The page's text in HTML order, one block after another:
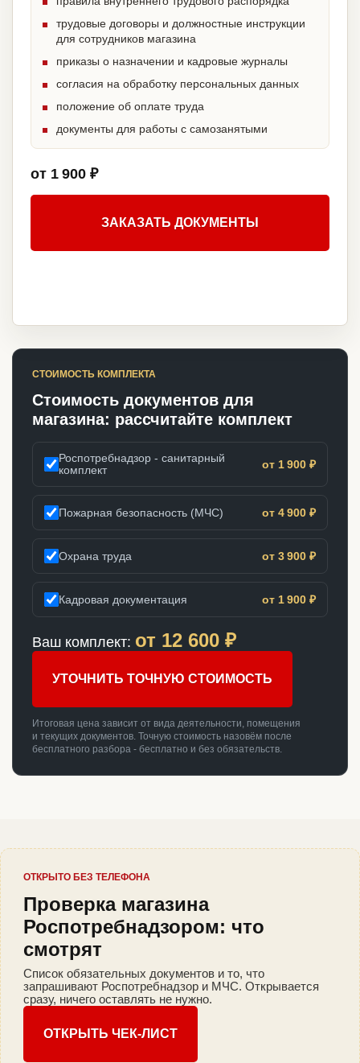
трудовые договоры и должностные инструкции
для сотрудников магазина
приказы о назначении и кадровые журналы
согласия на обработку персональных данных
положение об оплате труда
документы для работы с самозанятыми
от 1 900 ₽
ЗАКАЗАТЬ ДОКУМЕНТЫ
СТОИМОСТЬ КОМПЛЕКТА
Стоимость документов для
магазина: рассчитайте комплект
Роспотребнадзор - санитарный
комплект
от 1 900 ₽
Пожарная безопасность (МЧС) от 4 900 ₽
Охрана труда от 3 900 ₽
Кадровая документация от 1 900 ₽
Ваш комплект: от 12 600 ₽
УТОЧНИТЬ ТОЧНУЮ СТОИМОСТЬ
Итоговая цена зависит от вида деятельности, помещения
и текущих документов. Точную стоимость назовём после
бесплатного разбора - бесплатно и без обязательств.
ОТКРЫТО БЕЗ ТЕЛЕФОНА
Проверка магазина
Роспотребнадзором: что
смотрят
Список обязательных документов и то, что
запрашивают Роспотребнадзор и МЧС. Открывается
сразу, ничего оставлять не нужно.
ОТКРЫТЬ ЧЕК-ЛИСТ